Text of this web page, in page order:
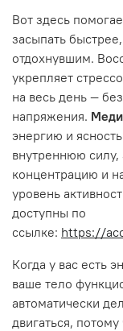
Вот здесь
засыпать
отдохнувшим.
укрепляет
на весь день —
напряжения.
энергию и
внутреннюю силу,
концентрацию и
уровень
доступны по
ссылке: https://
Когда у вас есть
ваше тело
автоматически
двигаться,